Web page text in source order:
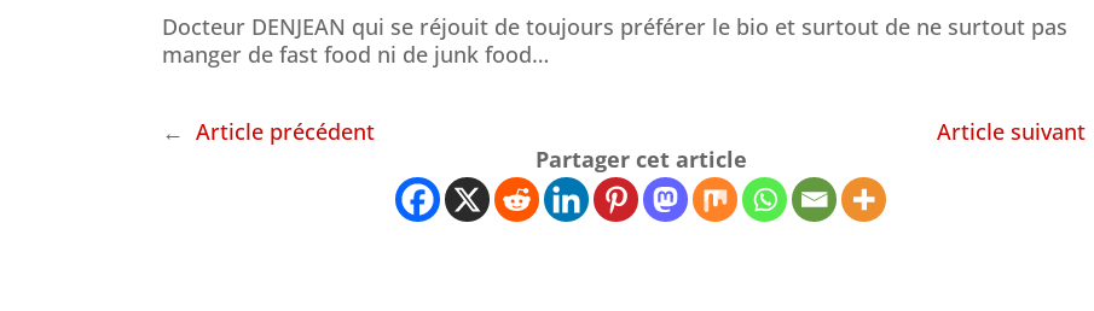
Docteur DENJEAN qui se réjouit de toujours préférer le bio et surtout de ne surtout pas
manger de fast food ni de junk food…
← Article précédent Article suivant
Partager cet article